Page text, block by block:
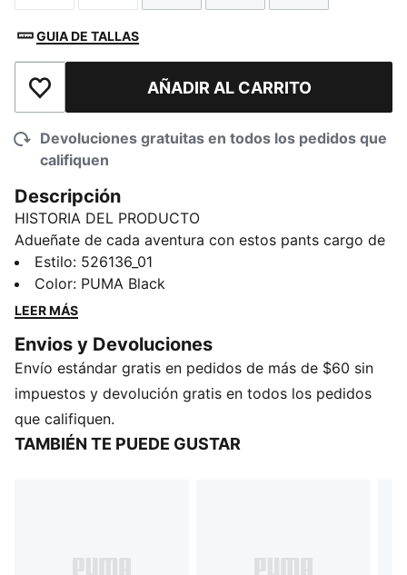
GUIA DE TALLAS
Añadir a la lista de deseosAÑADIR AL CARRITO
Devoluciones gratuitas en todos los pedidos que
califiquen
Descripción
HISTORIA DEL PRODUCTO
Adueñate de cada aventura con estos pants cargo de
alto rendimiento. Con cintura elástica para un ajuste
personalizado, tecnología dryCELL para mantenerte
seco y prácticos bolsillos, son perfectos para quienes
CARACTERÍSTICAS Y BENEFICIOS
Producto fabricado con al menos un 50% de
materiales reciclados
dryCELL: Tecnología de alto rendimiento, diseñada
para absorber la humedad del cuerpo y mantenerte
Estilo: 526136_01
Color: PUMA Black
LEER MÁS
Envios y Devoluciones
Envío estándar gratis en pedidos de más de $60 sin
impuestos y devolución gratis en todos los pedidos
que califiquen.
TAMBIÉN TE PUEDE GUSTAR